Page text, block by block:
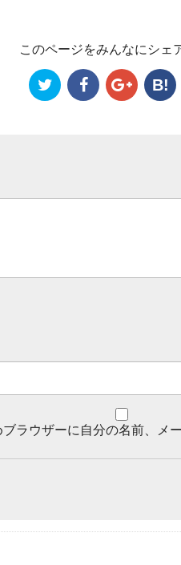
このページをみんなにシェ
B!
ラウザーに自分の名前、メ